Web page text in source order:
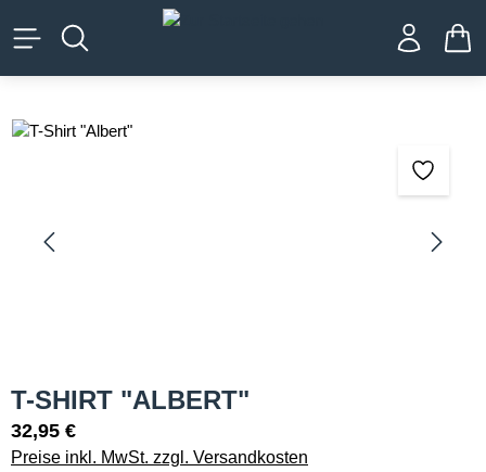
springen
Bildergalerie überspringen
T-SHIRT "ALBERT"
32,95 €
Preise inkl. MwSt. zzgl. Versandkosten